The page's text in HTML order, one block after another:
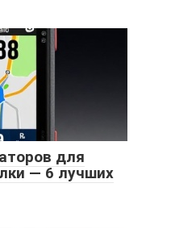
для
— 6 лучших